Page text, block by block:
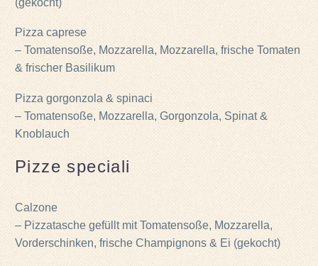
Pizza caprese
– Tomatensoße, Mozzarella, Mozzarella, frische Tomaten
& frischer Basilikum
Pizza gorgonzola & spinaci
– Tomatensoße, Mozzarella, Gorgonzola, Spinat &
Knoblauch
Pizze speciali
Calzone
– Pizzatasche gefüllt mit Tomatensoße, Mozzarella,
Vorderschinken, frische Champignons & Ei (gekocht)